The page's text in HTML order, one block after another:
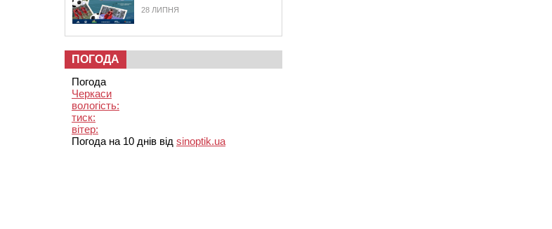
28 ЛИПНЯ
ПОГОДА
Погода
Черкаси
вологість:
тиск:
вітер:
Погода на 10 днів від sinoptik.ua